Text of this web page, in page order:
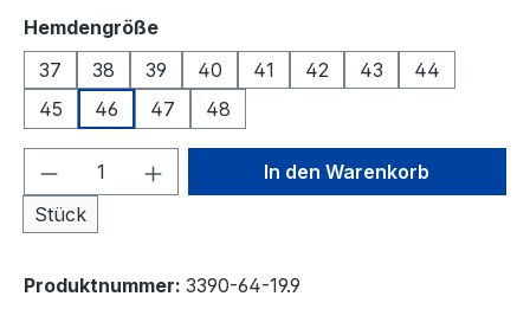
Hemdengrößeauswählen
37
38 39 40 41 42 43
44
45
46 47 48
Produkt Anzahl: Gib den
Stück
In den Warenkorb
Produktnummer: 3390-64-19.9